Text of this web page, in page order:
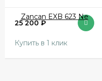
25 200₽
Купить в 1 клик